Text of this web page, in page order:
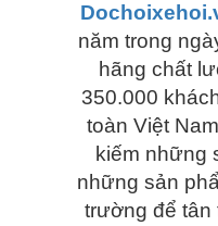
năm trong
hãng chất
350.000
toàn Việt
kiếm những
những sản
trường để tân